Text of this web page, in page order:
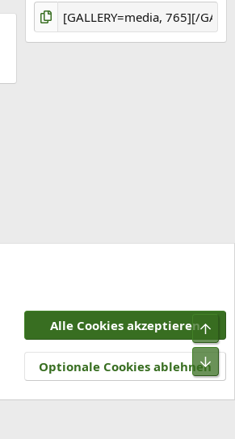
Datenschutz Hilfe und Impressum
R
S
Alle Cookies akzeptieren
Optionale Cookies ablehnen